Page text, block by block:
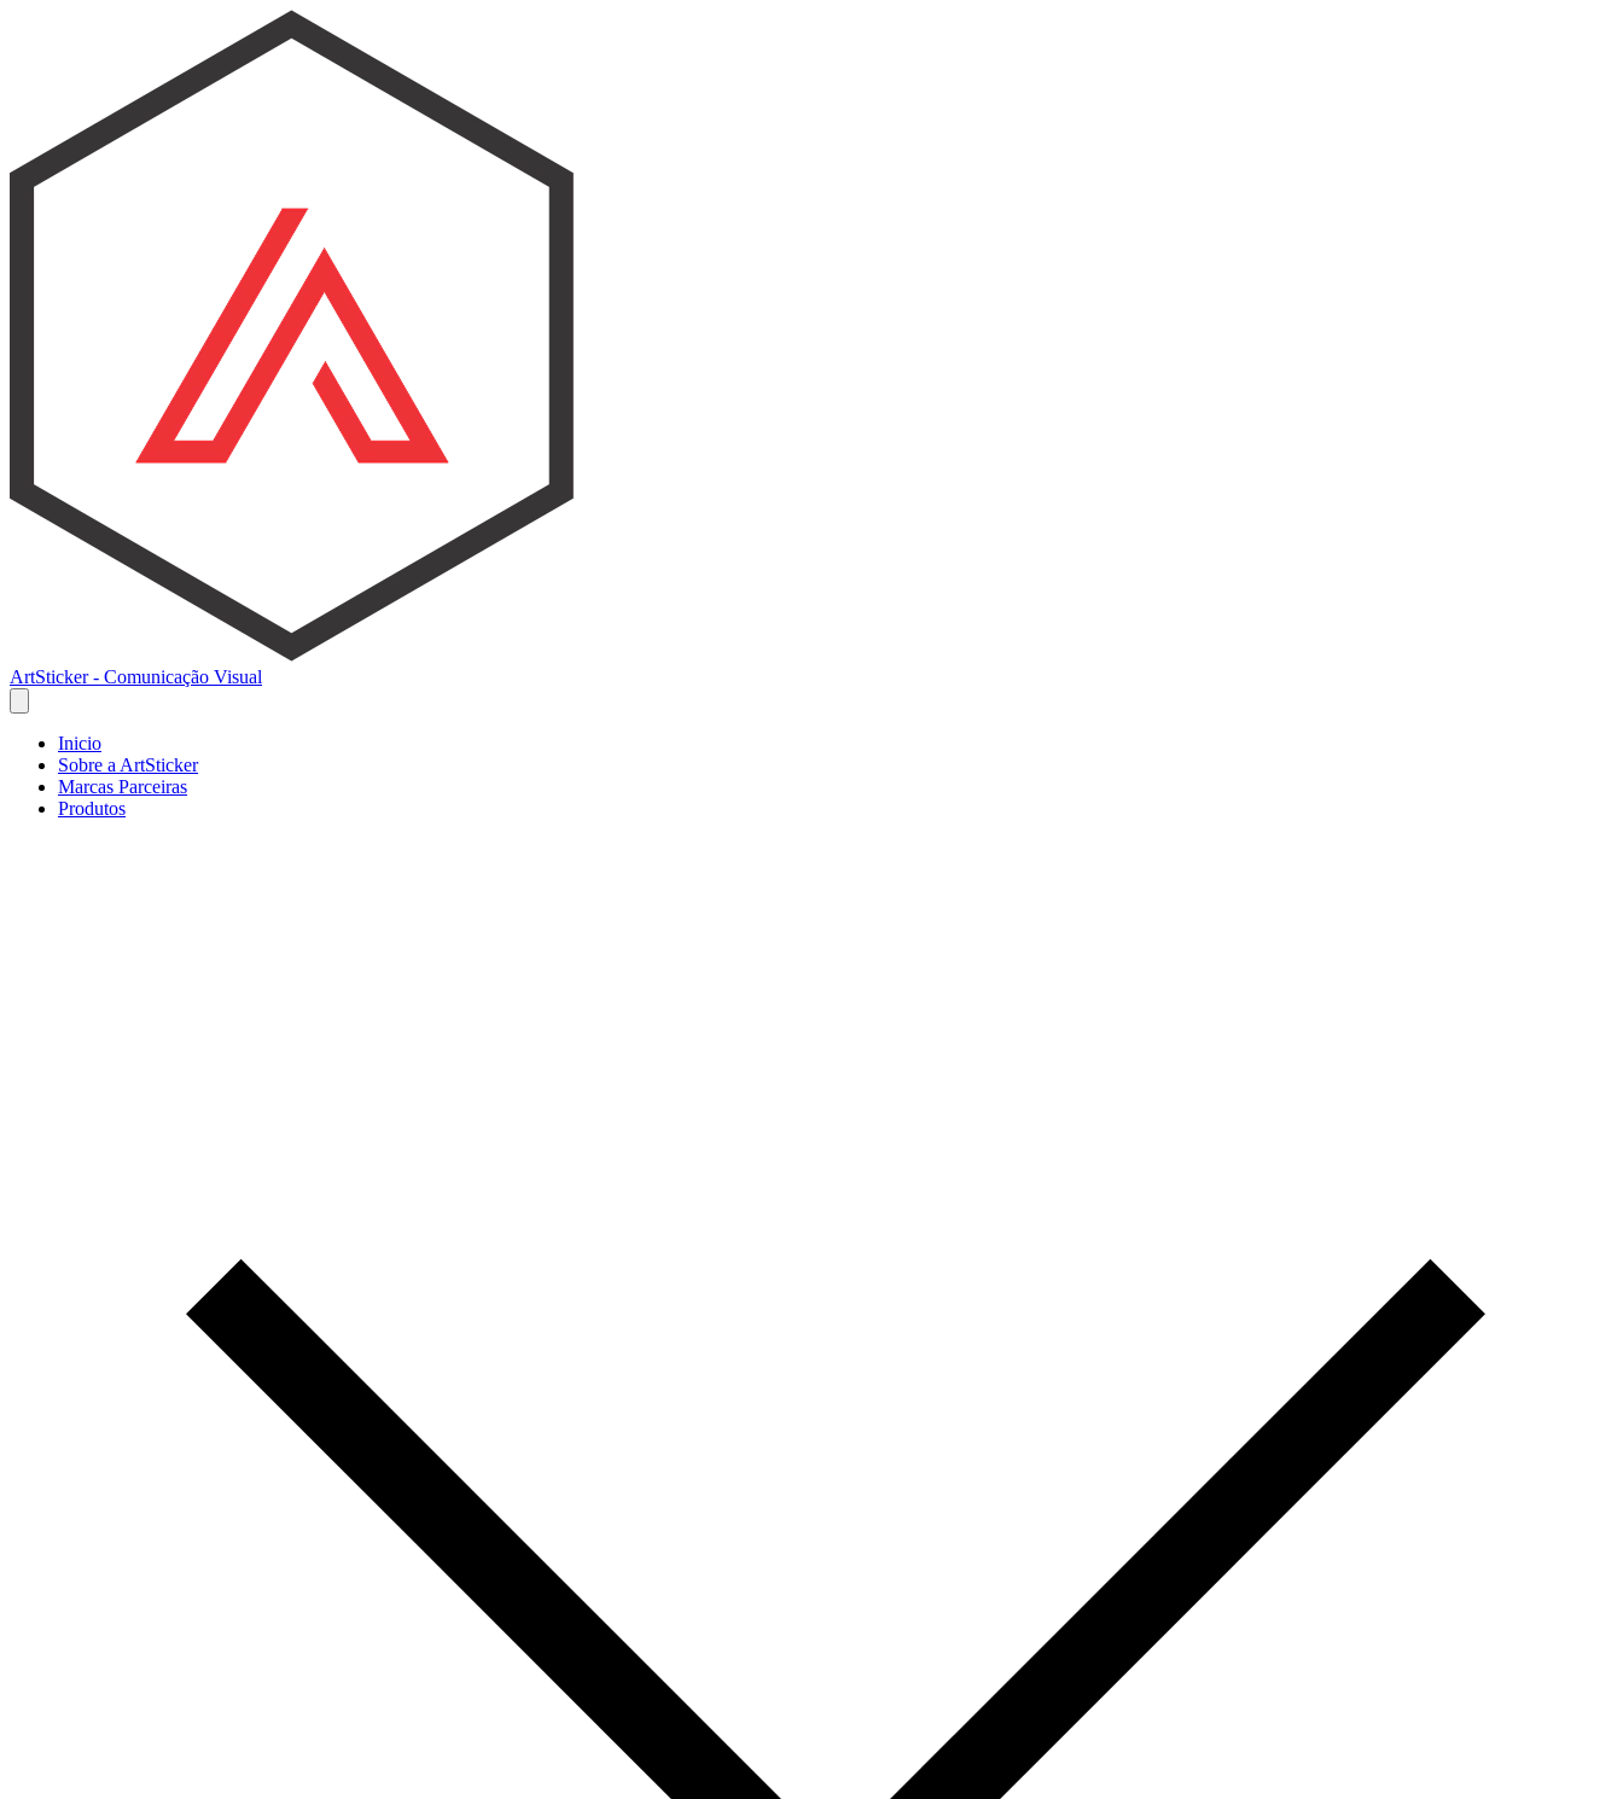
ArtSticker - Comunicação Visual
Inicio
Sobre a ArtSticker
Marcas Parceiras
Produtos